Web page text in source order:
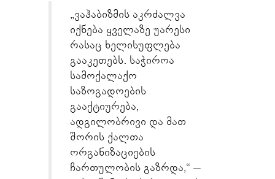
„ვაჰაბიზმის აკრძალვა
იქნება ყველაზე უარესი
რასაც ხელისუფლება
გააკეთებს. საჭიროა
სამოქალაქო
საზოგადოების
გააქტიურება,
ადგილობრივი და მათ
შორის ქალთა
ორგანიზაციების
ჩართულობის გაზრდა,“ –